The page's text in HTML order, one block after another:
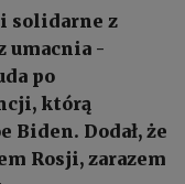
solidarne z
umacnia -
po
którą
Biden. Dodał, że
Rosji, zarazem